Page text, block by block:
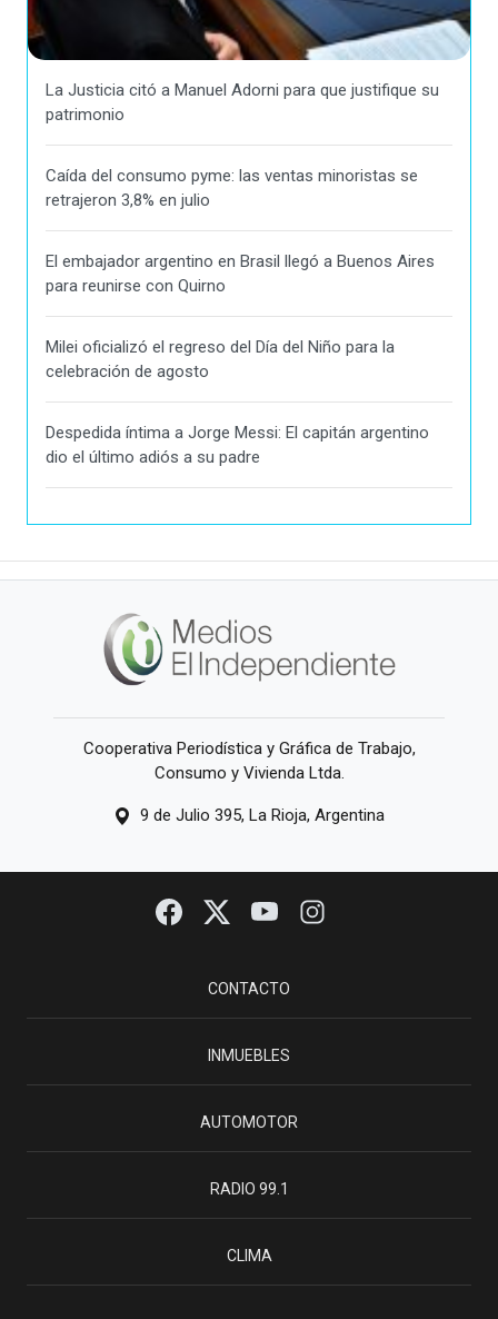
La Justicia citó a Manuel Adorni para que justifique su
patrimonio
Caída del consumo pyme: las ventas minoristas se
retrajeron 3,8% en julio
El embajador argentino en Brasil llegó a Buenos Aires
para reunirse con Quirno
Milei oficializó el regreso del Día del Niño para la
celebración de agosto
Despedida íntima a Jorge Messi: El capitán argentino
dio el último adiós a su padre
Cooperativa Periodística y Gráfica de Trabajo,
Consumo y Vivienda Ltda.
9 de Julio 395, La Rioja, Argentina
CONTACTO
INMUEBLES
AUTOMOTOR
RADIO 99.1
CLIMA